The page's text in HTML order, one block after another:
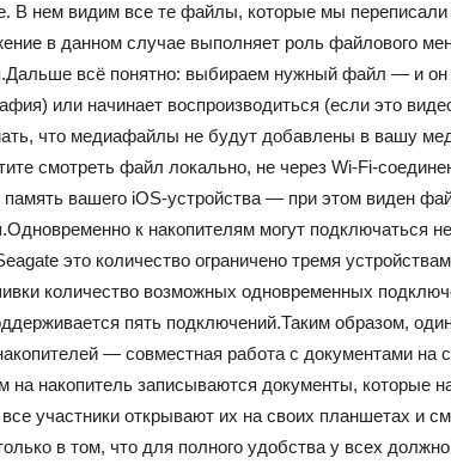
В нем видим все те файлы, которые мы
в данном случае выполняет роль файлового
всё понятно: выбираем нужный файл — и он
или начинает воспроизводиться (если это
что медиафайлы не будут добавлены в вашу
смотреть файл локально, не через Wi-Fi-
память вашего iOS-устройства — при этом виден
к накопителям могут подключаться
это количество ограничено тремя
количество возможных одновременных
пять подключений.Таким образом,
— совместная работа с документами на
на накопитель записываются документы, которые
участники открывают их на своих планшетах и
в том, что для полного удобства у всех